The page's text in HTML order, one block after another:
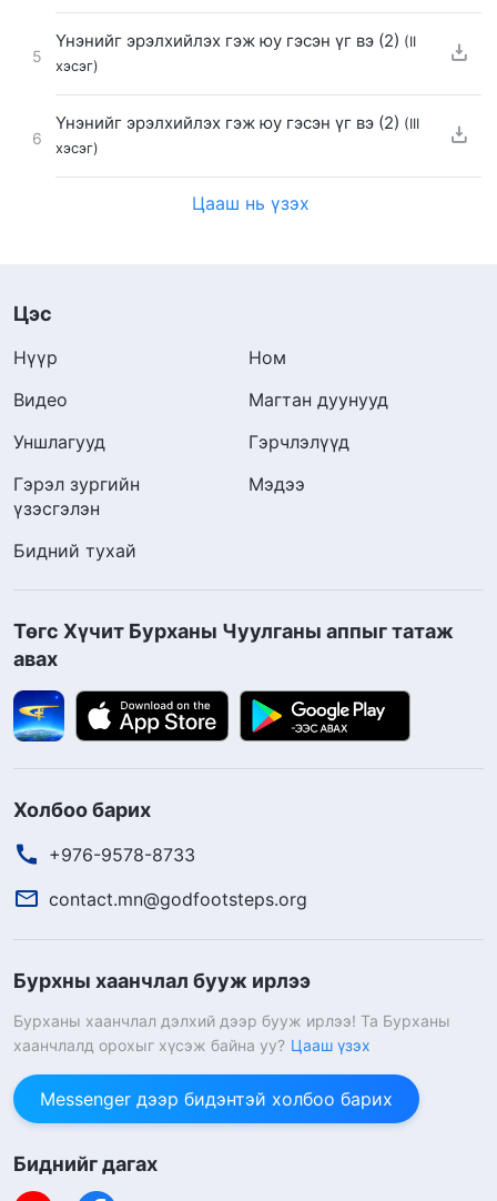
5
Үнэнийг эрэлхийлэх гэж юу гэсэн үг вэ (2) (II
хэсэг)
6
Үнэнийг эрэлхийлэх гэж юу гэсэн үг вэ (2) (III
хэсэг)
Цааш нь үзэх
Цэс
Нүүр
Ном
Видео
Магтан дуунууд
Уншлагууд
Гэрчлэлүүд
Гэрэл зургийн
үзэсгэлэн
Мэдээ
Бидний тухай
Төгс Хүчит Бурханы Чуулганы аппыг татаж
авах
Холбоо барих
+976-9578-8733
contact.mn@godfootsteps.org
Бурхны хаанчлал бууж ирлээ
Бурханы хаанчлал дэлхий дээр бууж ирлээ! Та Бурханы
хаанчлалд орохыг хүсэж байна уу? Цааш үзэх
Messenger дээр бидэнтэй холбоо барих
Биднийг дагах